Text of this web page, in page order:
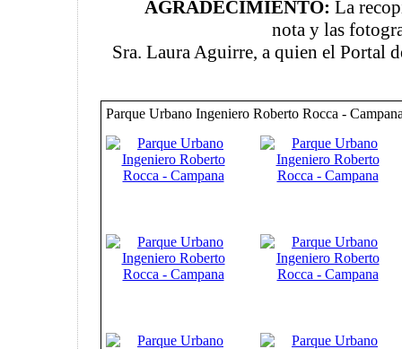
AGRADECIMIENTO: La
nota y las
Sra. Laura Aguirre, a quien el Portal
Parque Urbano Ingeniero Roberto Rocca -